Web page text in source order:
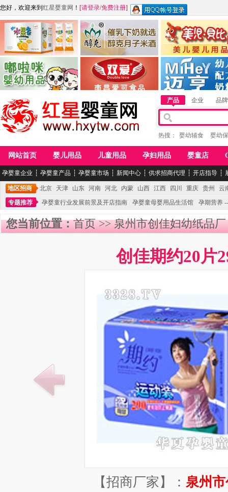
您好，欢迎来到 红星婴童网 ！ [请登录/免费注册]
江西麦嘟嘟食品有限公司
青岛嘟啦咪婴幼儿用品公司
江西醇之客月子米酒 惠州市美儿婴儿用品
湖南迈亨母婴用品有限
产品 企业 品牌
热搜： 婴幼辅食 婴幼
网站首页 婴儿用品 儿童用品 孕妇用品 婴童店
孕婴童企业 ┆ 孕婴童产品 ┆ 孕婴童市场 ┆ 新闻中心 ┆ 供求招商代理 ┆ 开店指导 ┆
地区招商 北京 天津 山东 河南 河北 内蒙 山西 江西 四川 重庆 贵州
云
专题推荐
孕婴童行业发展前景及开店指南 孕婴童母婴用品生活馆 孕期营养
您当前位置：首页>>泉州市创佳妇幼纸品厂
创佳期约20片
【招商厂家】： 泉州